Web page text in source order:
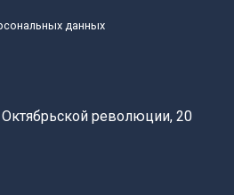
данных
революции, 20